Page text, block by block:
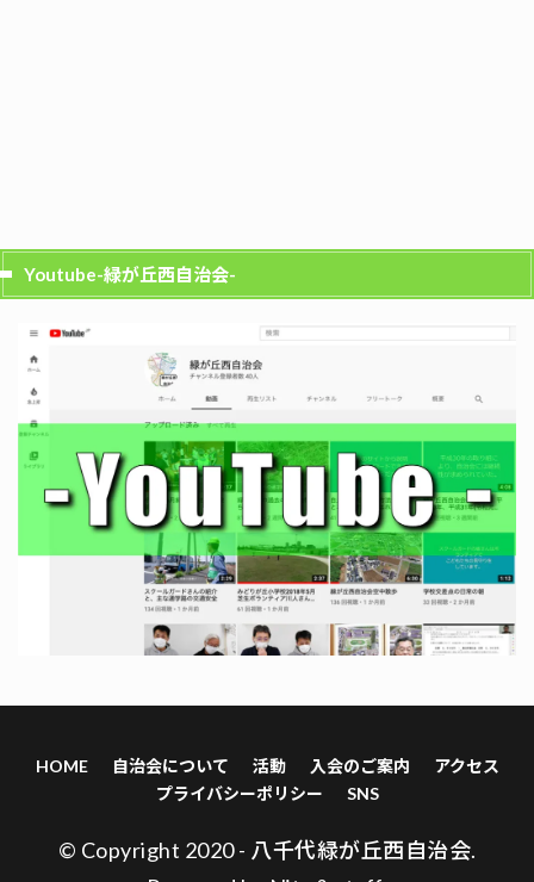
Youtube-緑が丘西自治会-
HOME 自治会について 活動 入会のご案内
アクセス
プライバシーポリシー
SNS
© Copyright 2020 - 八千代緑が丘西自治会.